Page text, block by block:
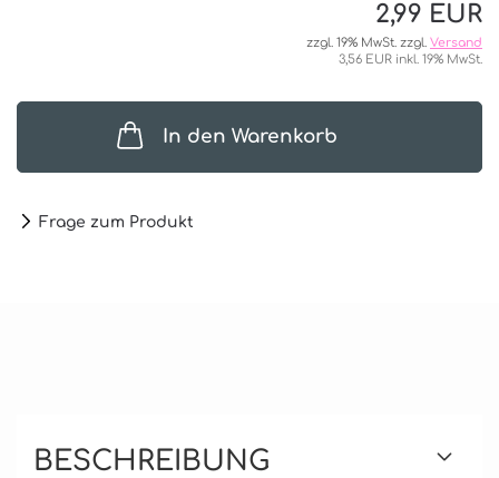
2,99 EUR
zzgl. 19% MwSt. zzgl. Versand
3,56 EUR inkl. 19% MwSt.
In den Warenkorb
Frage zum Produkt
BESCHREIBUNG